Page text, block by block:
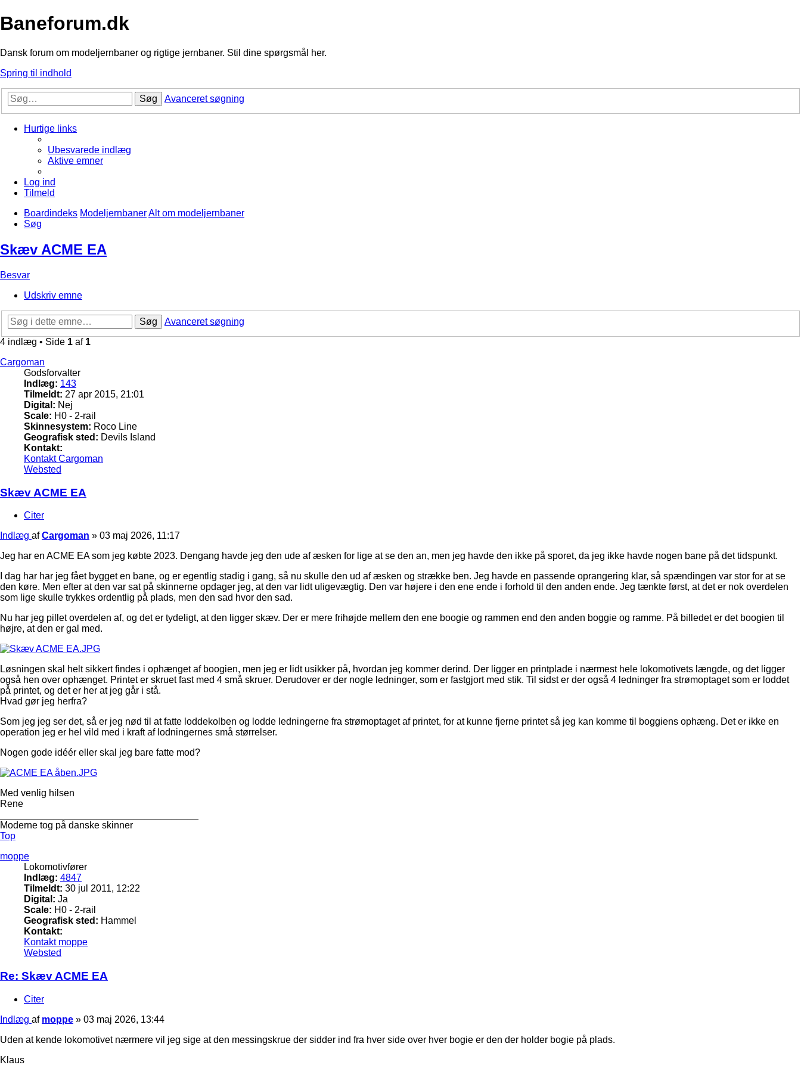
Baneforum.dk
Dansk forum om modeljernbaner og rigtige jernbaner. Stil dine spørgsmål her.
Spring til indhold
Søg Avanceret søgning
Hurtige links
Ubesvarede indlæg
Aktive emner
Log ind
Tilmeld
Boardindeks ModeljernbanerAlt om modeljernbaner
Søg
Skæv ACME EA
Besvar
Udskriv emne
Søg
Avanceret søgning
4 indlæg • Side 1 af 1
Cargoman
Godsforvalter
Indlæg: 143
Tilmeldt: 27 apr 2015, 21:01
Digital: Nej
Scale: H0 - 2-rail
Skinnesystem: Roco Line
Geografisk sted: Devils Island
Kontakt:
Kontakt Cargoman
Websted
Skæv ACME EA
Citer
Indlæg afCargoman » 03 maj 2026, 11:17
Jeg har en ACME EA som jeg købte 2023. Dengang havde jeg den ude af æsken for lige at se den an, men jeg havde den ikke på sporet, da jeg ikke havde nogen bane på det tidspunkt.
I dag har har jeg fået bygget en bane, og er egentlig stadig i gang, så nu skulle den ud af æsken og strække ben. Jeg havde en passende oprangering klar, så spændingen var stor for at se
den køre. Men efter at den var sat på skinnerne opdager jeg, at den var lidt uligevægtig. Den var højere i den ene ende i forhold til den anden ende. Jeg tænkte først, at det er nok overdelen
som lige skulle trykkes ordentlig på plads, men den sad hvor den sad.
Nu har jeg pillet overdelen af, og det er tydeligt, at den ligger skæv. Der er mere frihøjde mellem den ene boogie og rammen end den anden boggie og ramme. På billedet er det boogien til
højre, at den er gal med.
Løsningen skal helt sikkert findes i ophænget af boogien, men jeg er lidt usikker på, hvordan jeg kommer derind. Der ligger en printplade i nærmest hele lokomotivets længde, og det ligger
også hen over ophænget. Printet er skruet fast med 4 små skruer. Derudover er der nogle ledninger, som er fastgjort med stik. Til sidst er der også 4 ledninger fra strømoptaget som er loddet
på printet, og det er her at jeg går i stå.
Hvad gør jeg herfra?
Som jeg jeg ser det, så er jeg nød til at fatte loddekolben og lodde ledningerne fra strømoptaget af printet, for at kunne fjerne printet så jeg kan komme til boggiens ophæng. Det er ikke en
operation jeg er hel vild med i kraft af lodningernes små størrelser.
Nogen gode idéér eller skal jeg bare fatte mod?
Med venlig hilsen
Rene
Moderne tog på danske skinner
Top
moppe
Lokomotivfører
Indlæg: 4847
Tilmeldt: 30 jul 2011, 12:22
Digital: Ja
Scale: H0 - 2-rail
Geografisk sted: Hammel
Kontakt:
Kontakt moppe
Websted
Re: Skæv ACME EA
Citer
Indlæg af moppe » 03 maj 2026, 13:44
Uden at kende lokomotivet nærmere vil jeg sige at den messingskrue der sidder ind fra hver side over hver bogie er den der holder bogie på plads.
Klaus